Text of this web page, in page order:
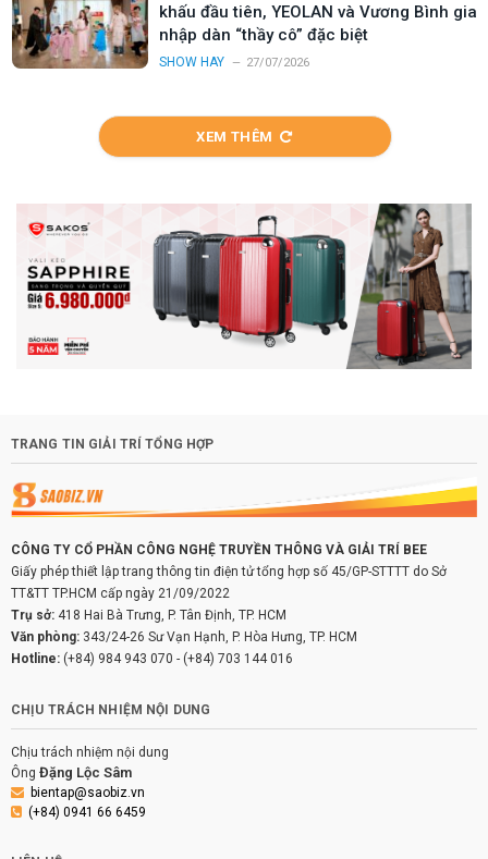
khấu đầu tiên, YEOLAN và Vương Bình gia
nhập dàn “thầy cô” đặc biệt
SHOW HAY 27/07/2026
XEM THÊM
TRANG TIN GIẢI TRÍ TỔNG HỢP
CÔNG TY CỔ PHẦN CÔNG NGHỆ TRUYỀN THÔNG VÀ GIẢI TRÍ BEE
Giấy phép thiết lập trang thông tin điện tử tổng hợp số 45/GP-STTTT do Sở
TT&TT TP.HCM cấp ngày 21/09/2022
Trụ sở: 418 Hai Bà Trưng, P. Tân Định, TP. HCM
Văn phòng: 343/24-26 Sư Vạn Hạnh, P. Hòa Hưng, TP. HCM
Hotline: (+84) 984 943 070 - (+84) 703 144 016
CHỊU TRÁCH NHIỆM NỘI DUNG
Chịu trách nhiệm nội dung
Ông Đặng Lộc Sâm
bientap@saobiz.vn
(+84) 0941 66 6459